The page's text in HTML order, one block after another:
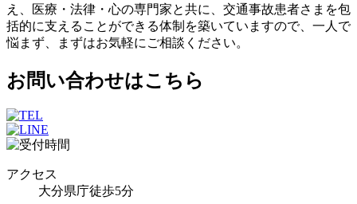
え、医療・法律・心の専門家と共に、交通事故患者さまを包
括的に支えることができる体制を築いていますので、一人で
悩まず、まずはお気軽にご相談ください。
お問い合わせはこちら
アクセス
大分県庁徒歩5分